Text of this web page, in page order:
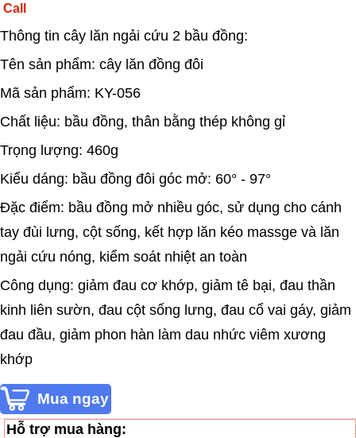
Call
Thông tin cây lăn ngải cứu 2 bầu đồng:
Tên sản phẩm: cây lăn đồng đôi
Mã sản phẩm: KY-056
Chất liệu: bầu đồng, thân bằng thép không gỉ
Trọng lượng: 460g
Kiểu dáng: bầu đồng đôi góc mở: 60° - 97°
Đặc điểm: bầu đồng mở nhiều góc, sử dụng cho cánh
tay đùi lưng, cột sống, kết hợp lăn kéo massge và lăn
ngải cứu nóng, kiểm soát nhiệt an toàn
Công dụng: giảm đau cơ khớp, giảm tê bại, đau thần
kinh liên sườn, đau cột sống lưng, đau cổ vai gáy, giảm
đau đầu, giảm phon hàn làm dau nhức viêm xương
khớp
Hỗ trợ mua hàng: